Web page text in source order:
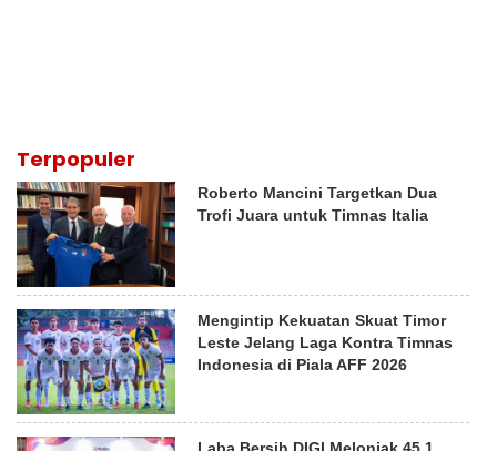
Terpopuler
Roberto Mancini Targetkan Dua
Trofi Juara untuk Timnas Italia
Mengintip Kekuatan Skuat Timor
Leste Jelang Laga Kontra Timnas
Indonesia di Piala AFF 2026